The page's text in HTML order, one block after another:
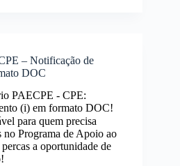
– Notificação de
DOC
PAECPE - CPE:
(i) em formato DOC!
para quem precisa
Programa de Apoio ao
a oportunidade de